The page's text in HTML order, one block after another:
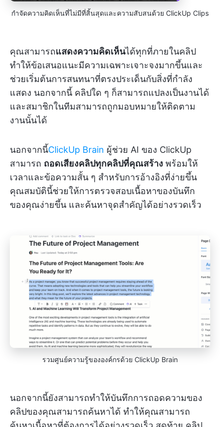
กำจัดความคิดเห็นที่ไม่มีที่สิ้นสุดและความสับสนด้วย ClickUp Clips
คุณสามารถแสดงความคิดเห็นได้ทุกที่ภายในคลิป
ทำให้ข้อเสนอแนะมีความเฉพาะเจาะจงมากขึ้นและ
ช่วยเริ่มต้นการสนทนาที่ตรงประเด็นกับสิ่งที่กำลัง
แสดง นอกจากนี้ คลิปใด ๆ ก็สามารถแปลงเป็นงานได้
และสมาชิกในทีมสามารถถูกมอบหมายให้ติดตาม
งานนั้นได้
นอกจากนี้ClickUp Brain ผู้ช่วย AI ของ ClickUp
สามารถ ถอดเสียงคลิปทุกคลิปที่คุณสร้าง พร้อมให้
เวลาและข้อความสั้น ๆ สำหรับการอ้างอิงที่ง่ายขึ้น
คุณสมบัตินี้ช่วยให้การตรวจสอบเนื้อหาของบันทึก
ของคุณง่ายขึ้น และค้นหาจุดสำคัญได้อย่างรวดเร็ว
รวมศูนย์ความรู้ขององค์กรด้วย ClickUp Brain
นอกจากนี้ยังสามารถทำให้บันทึกการถอดความของ
คลิปของคุณสามารถค้นหาได้ ทำให้คุณสามารถ